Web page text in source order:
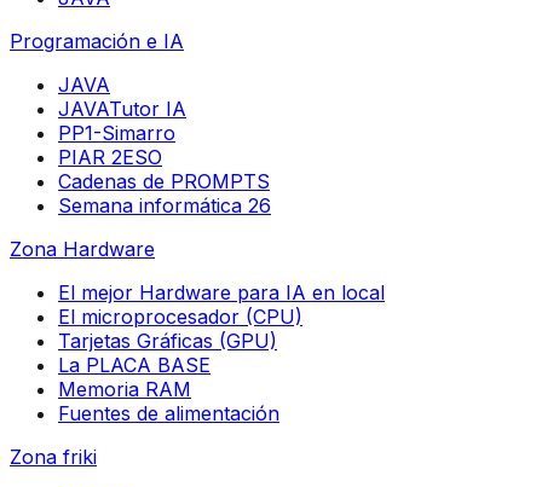
Programación e IA
JAVA
JAVATutor IA
PP1-Simarro
PIAR 2ESO
Cadenas de PROMPTS
Semana informática 26
Zona Hardware
El mejor Hardware para IA en local
El microprocesador (CPU)
Tarjetas Gráficas (GPU)
La PLACA BASE
Memoria RAM
Fuentes de alimentación
Zona friki